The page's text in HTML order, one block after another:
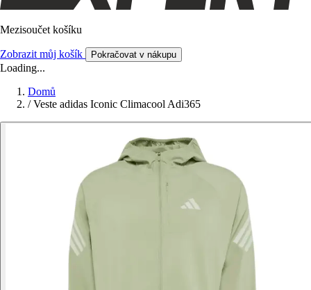
Mezisoučet košíku
Zobrazit můj košík Pokračovat v nákupu
Loading...
Domů
/ Veste adidas Iconic Climacool Adi365